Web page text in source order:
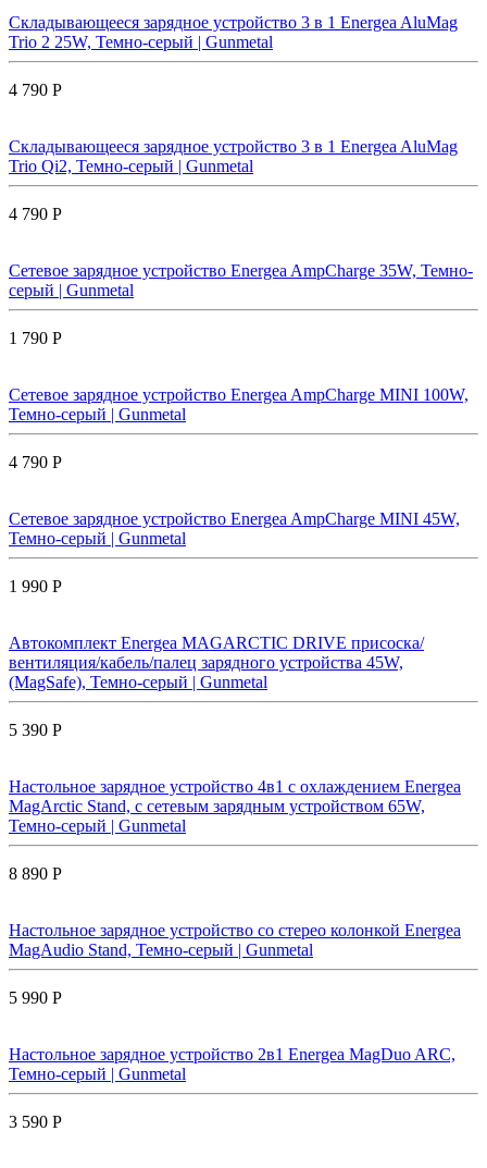
Складывающееся зарядное устройство 3 в 1 Energea AluMag
Trio 2 25W, Темно-серый | Gunmetal
4 790 Р
Складывающееся зарядное устройство 3 в 1 Energea AluMag
Trio Qi2, Темно-серый | Gunmetal
4 790 Р
Сетевое зарядное устройство Energea AmpCharge 35W, Темно-
серый | Gunmetal
1 790 Р
Сетевое зарядное устройство Energea AmpCharge MINI 100W,
Темно-серый | Gunmetal
4 790 Р
Сетевое зарядное устройство Energea AmpCharge MINI 45W,
Темно-серый | Gunmetal
1 990 Р
Автокомплект Energea MAGARCTIC DRIVE присоска/
вентиляция/кабель/палец зарядного устройства 45W,
(MagSafe), Темно-серый | Gunmetal
5 390 Р
Настольное зарядное устройство 4в1 с охлаждением Energea
MagArctic Stand, с сетевым зарядным устройством 65W,
Темно-серый | Gunmetal
8 890 Р
Настольное зарядное устройство со стерео колонкой Energea
MagAudio Stand, Темно-серый | Gunmetal
5 990 Р
Настольное зарядное устройство 2в1 Energea MagDuo ARC,
Темно-серый | Gunmetal
3 590 Р